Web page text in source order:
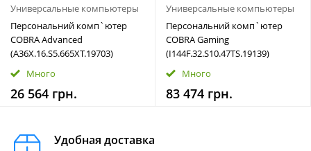
Универсальные компьютеры
Персональний комп`ютер
COBRA Advanced
(A36X.16.S5.665XT.19703)
Много
26 564 грн.
Универсальные компьютеры
Персональний комп`ютер
COBRA Gaming
(I144F.32.S10.47TS.19139)
Много
83 474 грн.
Удобная доставка